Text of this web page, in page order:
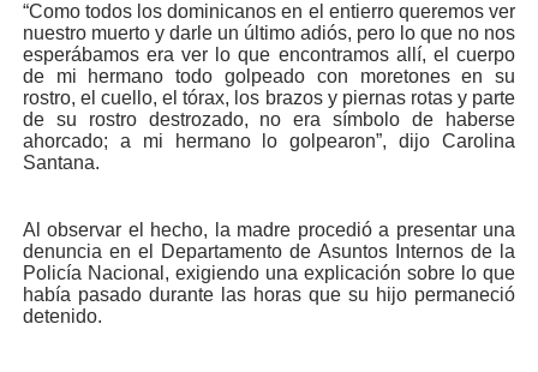
“Como todos los dominicanos en el entierro queremos ver
nuestro muerto y darle un último adiós, pero lo que no nos
esperábamos era ver lo que encontramos allí, el cuerpo
de mi hermano todo golpeado con moretones en su
rostro, el cuello, el tórax, los brazos y piernas rotas y parte
de su rostro destrozado, no era símbolo de haberse
ahorcado; a mi hermano lo golpearon”, dijo Carolina
Santana.
Al observar el hecho, la madre procedió a presentar una
denuncia en el Departamento de Asuntos Internos de la
Policía Nacional, exigiendo una explicación sobre lo que
había pasado durante las horas que su hijo permaneció
detenido.